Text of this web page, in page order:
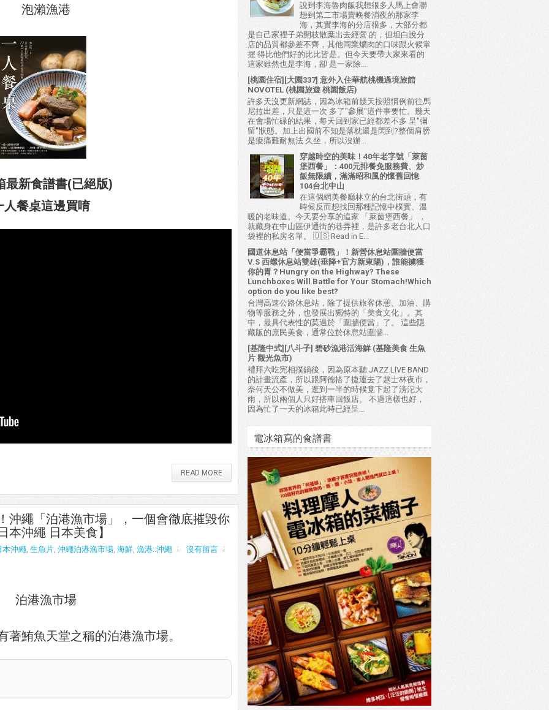
最新食譜書(已絕版)
人餐桌這邊買唷
READ MORE
沖繩「泊港漁市場」，一個會徹底摧毀你
本沖繩 日本美食】
本沖繩 生魚片 沖繩泊港漁市場 海鮮 漁港::沖繩 沒有留言
鮪魚天堂之稱的泊港漁市場。
說到李海魯肉飯我想很多人馬上會聯
想到第二市場賣晚餐消夜的那家李
海，其實李海的分店很多，大部分都
是自己家裡子弟開枝散葉出去經營 的，但坦白說分
店的品質都參差不齊，其他同業爌肉的口味跟火候掌
握 得比他們好的比比皆是。但今天要帶大家來看的
這家雖然也是李海，卻 是一家除...
[桃園住宿][大園337] 意外入住華航桃機過境旅館
NOVOTEL (桃園旅遊 桃園飯店)
許多天沒更新網誌，因為冰箱前幾天按照慣例前往馬
尼拉出差，只是這一次 多了"參展"這件事要忙。幾天
在會場忙碌的結果，每天回到家已經都差不多 呈"彌
留"狀態。加上出國前不知是落枕還是閃到?整個肩膀
是痠痛難耐無法 久坐，所以沒辦...
穿越時空的美味！40年老字號「萊茵
堡西餐」：400元排餐免服務費、炒
飯無限續，滿滿昭和風的懷舊回憶
104台北中山
在這個網美餐廳林立的台北街頭，有
時候反而想找回那種記憶中樸實、溫
暖的老味道。今天要分享的這家 「萊茵堡西餐」 ，
就藏身在中山區伊通街的巷弄裡，是許多老台北人口
袋裡的私房名單。 🇺🇸 Read in E...
國道休息站「便當爭霸戰」！新營休息站圍牆便當
V.S 西螺休息站雙雄(垂降+官方新東陽)，誰能擄獲
你的胃？Hungry on the Highway? These
Lunchboxes Will Battle for Your Stomach!Which
option do you like best?
台灣高速公路休息站，除了提供旅客休憩、加油、購
物等服務之外，也發展出獨特的「美食文化」。其
中，最具代表性的莫過於「圍牆便當」了。 這些隱
藏版的庶民美食，通常位於休息站圍牆...
[基隆中式][八斗子] 碧砂漁港活海鮮 (基隆美食 生魚
片 觀光魚市)
禮拜六吃完相撲鍋後，因為原本聽 JAZZ LIVE BAND
的計畫流產，所以跟阿德搭了捷運去了趟士林夜市，
奈何天公不做美，逛到一半的時候竟下起了滂沱大
雨，所以兩個人只好搭車回飯店。 不過這樣也好，
因為忙了一天的冰箱此時已經呈...
電冰箱寫的食譜書